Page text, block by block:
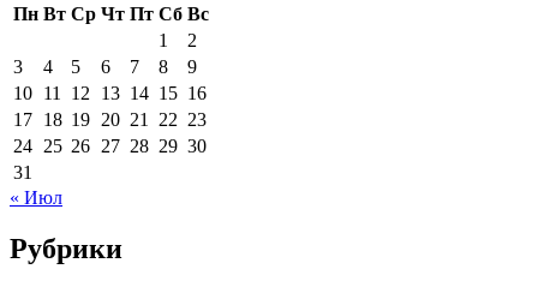
Пн Вт Ср Чт Пт Сб Вс
1
2
3
4 5 6 7 8
9
10 11 12 13 14 15 16
17 18 19 20 21 22 23
24 25 26 27 28 29 30
31
« Июл
Рубрики